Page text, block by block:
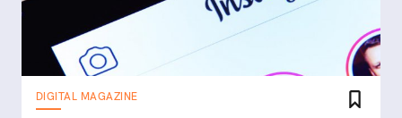
DIGITAL MAGAZINE